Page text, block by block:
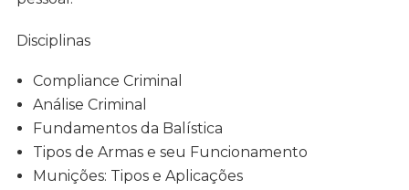
Disciplinas
Compliance Criminal
Análise Criminal
Fundamentos da Balística
Tipos de Armas e seu Funcionamento
Munições: Tipos e Aplicações